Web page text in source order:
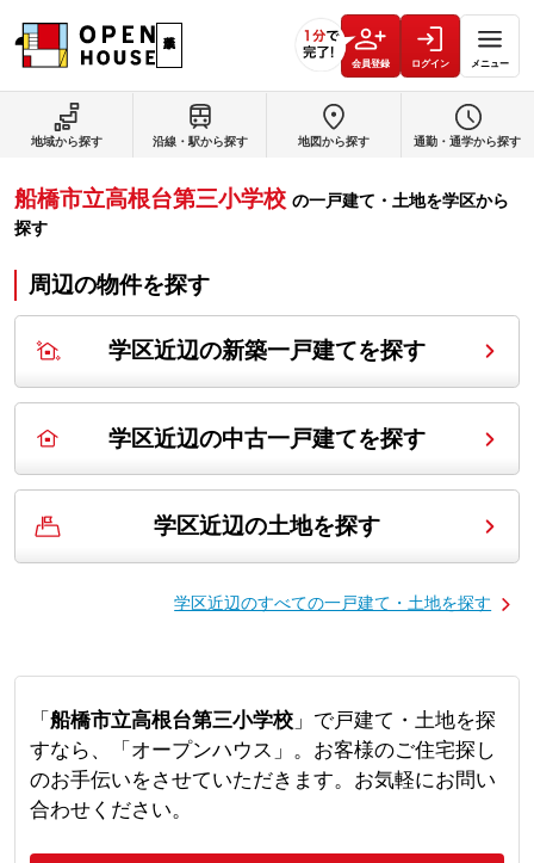
会員登録 ログイン メニュー
地域から探す 沿線・駅から探す 地図から探す 通勤・通学から探す
船橋市立高根台第三小学校 の一戸建て・土地を学区から
探す
周辺の物件を探す
学区近辺の新築一戸建てを探す
学区近辺の中古一戸建てを探す
学区近辺の土地を探す
学区近辺のすべての一戸建て・土地を探す
「 船橋市立高根台第三小学校」で戸建て・土地を探
すなら、「オープンハウス」。お客様のご住宅探し
のお手伝いをさせていただきます。お気軽にお問い
合わせください。